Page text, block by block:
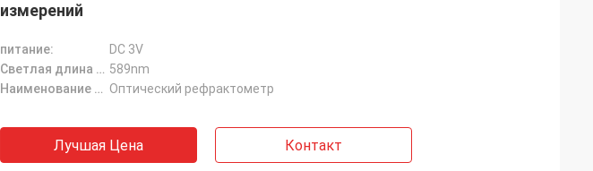
измерений
питание:
DC 3V
Светлая длина волны: 589nm
Наименование продукта: Оптический рефрактометр
Лучшая Цена Контакт